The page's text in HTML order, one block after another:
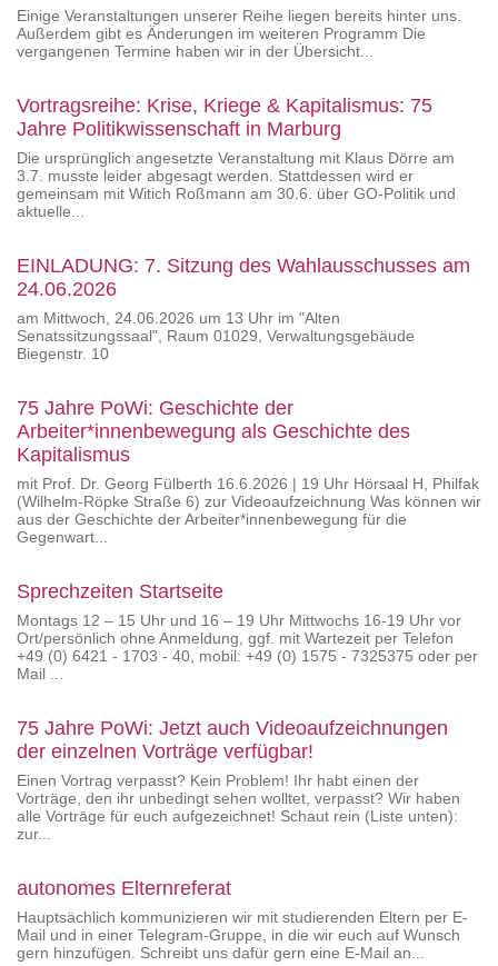
Einige Veranstaltungen unserer Reihe liegen bereits hinter uns.
Außerdem gibt es Änderungen im weiteren Programm Die
vergangenen Termine haben wir in der Übersicht...
Vortragsreihe: Krise, Kriege & Kapitalismus: 75
Jahre Politikwissenschaft in Marburg
Die ursprünglich angesetzte Veranstaltung mit Klaus Dörre am
3.7. musste leider abgesagt werden. Stattdessen wird er
gemeinsam mit Witich Roßmann am 30.6. über GO-Politik und
aktuelle...
EINLADUNG: 7. Sitzung des Wahlausschusses am
24.06.2026
am Mittwoch, 24.06.2026 um 13 Uhr im "Alten
Senatssitzungssaal", Raum 01029, Verwaltungsgebäude
Biegenstr. 10
75 Jahre PoWi: Geschichte der
Arbeiter*innenbewegung als Geschichte des
Kapitalismus
mit Prof. Dr. Georg Fülberth 16.6.2026 | 19 Uhr Hörsaal H, Philfak
(Wilhelm-Röpke Straße 6) zur Videoaufzeichnung Was können wir
aus der Geschichte der Arbeiter*innenbewegung für die
Gegenwart...
Sprechzeiten Startseite
Montags 12 – 15 Uhr und 16 – 19 Uhr Mittwochs 16-19 Uhr vor
Ort/persönlich ohne Anmeldung, ggf. mit Wartezeit per Telefon
+49 (0) 6421 - 1703 - 40, mobil: +49 (0) 1575 - 7325375 oder per
Mail ...
75 Jahre PoWi: Jetzt auch Videoaufzeichnungen
der einzelnen Vorträge verfügbar!
Einen Vortrag verpasst? Kein Problem! Ihr habt einen der
Vorträge, den ihr unbedingt sehen wolltet, verpasst? Wir haben
alle Vorträge für euch aufgezeichnet! Schaut rein (Liste unten):
zur...
autonomes Elternreferat
Hauptsächlich kommunizieren wir mit studierenden Eltern per E-
Mail und in einer Telegram-Gruppe, in die wir euch auf Wunsch
gern hinzufügen. Schreibt uns dafür gern eine E-Mail an...